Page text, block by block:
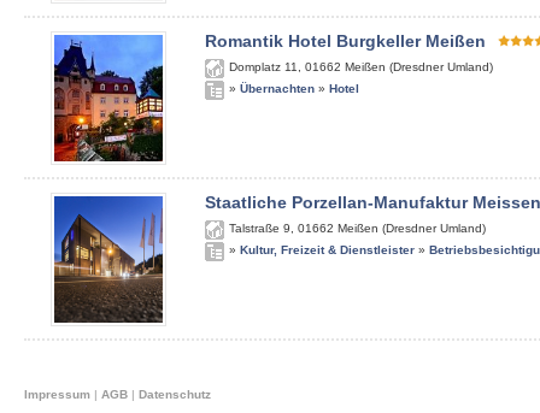
Romantik Hotel Burgkeller Meißen
Domplatz 11 01662 Meißen (Dresdner Umland)
» Übernachten » Hotel
Staatliche Porzellan-Manufaktur Meissen
Talstraße 9 01662 Meißen (Dresdner Umland)
» Kultur, Freizeit & Dienstleister »
Impressum | AGB | Datenschutz